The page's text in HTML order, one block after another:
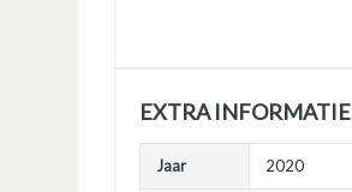
EXTRA INFORMATIE
Jaar 2020